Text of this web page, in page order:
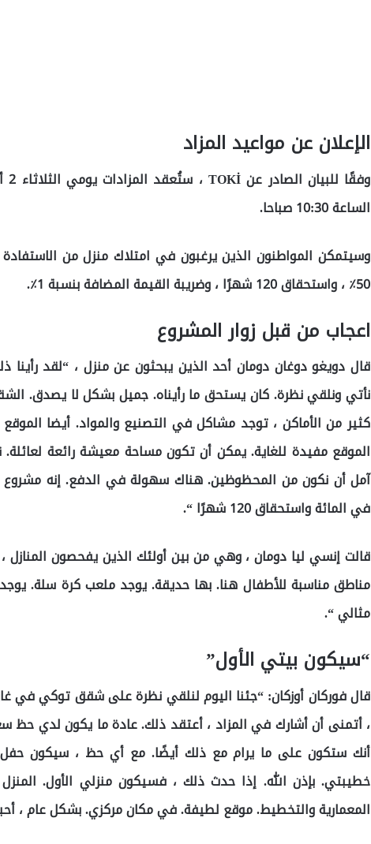
الإعلان عن مواعيد المزاد
الساعة 10:30 صباحا.
وسيتمكن المواطنون الذين يرغبون في امتلاك منزل من
50٪ ، واستحقاق 120 شهرًا ، وضريبة القيمة المضافة بنسبة 1٪.
اعجاب من قبل زوار المشروع
نأتي ونلقي نظرة. كان يستحق ما رأيناه. جميل بشكل لا يصدق.
كثير من الأماكن ، توجد مشاكل في التصنيع والمواد. أيضا
في المائة واستحقاق 120 شهرًا “.
قالت إنسي ليا دومان ، وهي من بين أولئك الذين يفحصون المنازل
مناطق مناسبة للأطفال هنا. بها حديقة. يوجد ملعب كرة سلة.
مثالي “.
“سيكون بيتي الأول”
قال فوركان أوزكان: “جئنا اليوم لنلقي نظرة على شقق توكي في
، أتمنى أن أشارك في المزاد ، أعتقد ذلك. عادة ما يكون لدي حظ
أنك ستكون على ما يرام مع ذلك أيضًا. مع أي حظ ، سيكون حفل
خطيبتي. بإذن الله. إذا حدث ذلك ، فسيكون منزلي الأول.
المعمارية والتخطيط. موقع لطيفة. في مكان مركزي. بشكل عام ،